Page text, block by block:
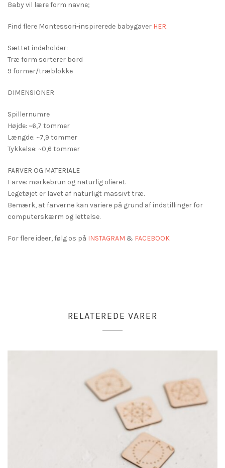
Baby vil lære form navne;
Find flere Montessori-inspirerede babygaver HER.
Sættet indeholder:
Træ form sorterer bord
9 former/træblokke
DIMENSIONER
Spillernumre
Højde: ~6,7 tommer
Længde: ~7,9 tommer
Tykkelse: ~0,6 tommer
FARVER OG MATERIALE
Farve: mørkebrun og naturlig olieret.
Legetøjet er lavet af naturligt massivt træ.
Bemærk, at farverne kan variere på grund af indstillinger for
computerskærm og lettelse.
For flere ideer, følg os på INSTAGRAM & FACEBOOK
RELATEREDE VARER